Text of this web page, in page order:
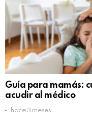
Guía para mamás:
acudir al médico
hace 3 meses